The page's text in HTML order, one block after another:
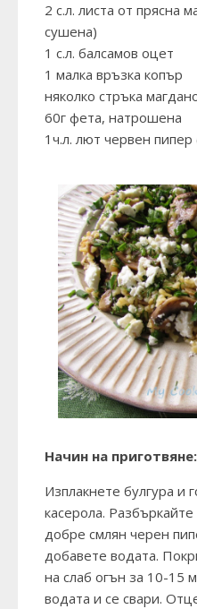
2 с.л. листа от прясна
сушена)
1 с.л. балсамов оцет
1 малка връзка копър
няколко стръка
60г фета, натрошена
1ч.л. лют червен
Начин на приготвяне:
Изплакнете булгура и
касерола.
добре смлян черен
добавете водата.
на слаб огън за 10-15
водата и се свари.